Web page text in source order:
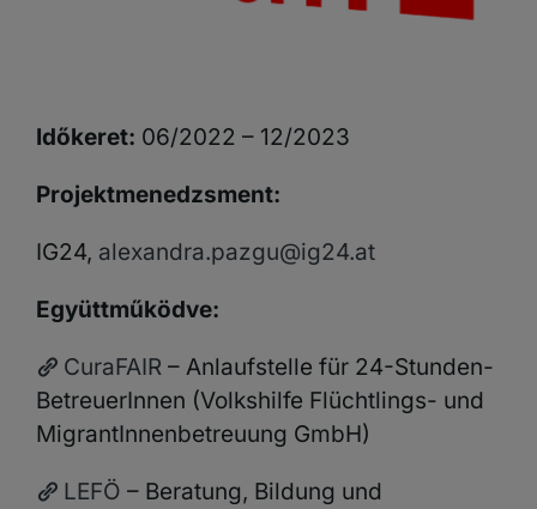
Időkeret: 06/2022 – 12/2023
Projektmenedzsment:
IG24, alexandra.pazgu@ig24.at
Együttműködve:
CuraFAIR– Anlaufstelle für 24-Stunden-
BetreuerInnen (Volkshilfe Flüchtlings- und
MigrantInnenbetreuung GmbH)
LEFÖ – Beratung, Bildung und